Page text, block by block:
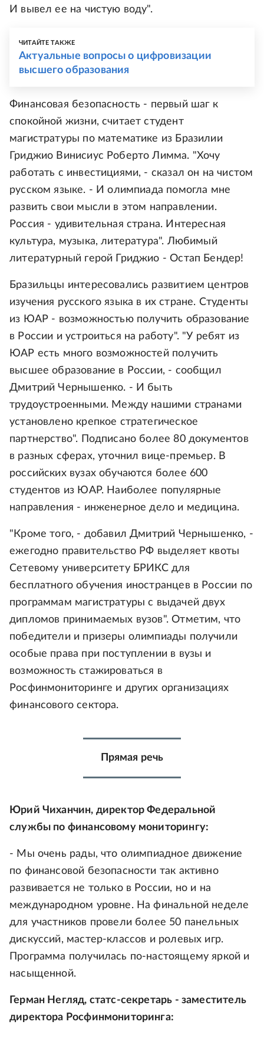
И вывел ее на чистую воду".
ЧИТАЙТЕ ТАКЖЕ
Актуальные вопросы о цифровизации
высшего образования
Финансовая безопасность - первый шаг к
спокойной жизни, считает студент
магистратуры по математике из Бразилии
Гриджио Винисиус Роберто Лимма. "Хочу
работать с инвестициями, - сказал он на чистом
русском языке. - И олимпиада помогла мне
развить свои мысли в этом направлении.
Россия - удивительная страна. Интересная
культура, музыка, литература". Любимый
литературный герой Гриджио - Остап Бендер!
Бразильцы интересовались развитием центров
изучения русского языка в их стране. Студенты
из ЮАР - возможностью получить образование
в России и устроиться на работу". "У ребят из
ЮАР есть много возможностей получить
высшее образование в России, - сообщил
Дмитрий Чернышенко. - И быть
трудоустроенными. Между нашими странами
установлено крепкое стратегическое
партнерство". Подписано более 80 документов
в разных сферах, уточнил вице-премьер. В
российских вузах обучаются более 600
студентов из ЮАР. Наиболее популярные
направления - инженерное дело и медицина.
"Кроме того, - добавил Дмитрий Чернышенко, -
ежегодно правительство РФ выделяет квоты
Сетевому университету БРИКС для
бесплатного обучения иностранцев в России по
программам магистратуры с выдачей двух
дипломов принимаемых вузов". Отметим, что
победители и призеры олимпиады получили
особые права при поступлении в вузы и
возможность стажироваться в
Росфинмониторинге и других организациях
финансового сектора.
Прямая речь
Юрий Чиханчин, директор Федеральной
службы по финансовому мониторингу:
- Мы очень рады, что олимпиадное движение
по финансовой безопасности так активно
развивается не только в России, но и на
международном уровне. На финальной неделе
для участников провели более 50 панельных
дискуссий, мастер-классов и ролевых игр.
Программа получилась по-настоящему яркой и
насыщенной.
Герман Негляд, статс-секретарь - заместитель
директора Росфинмониторинга: